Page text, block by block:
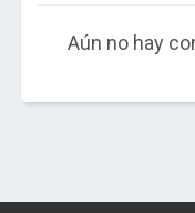
Aún no hay